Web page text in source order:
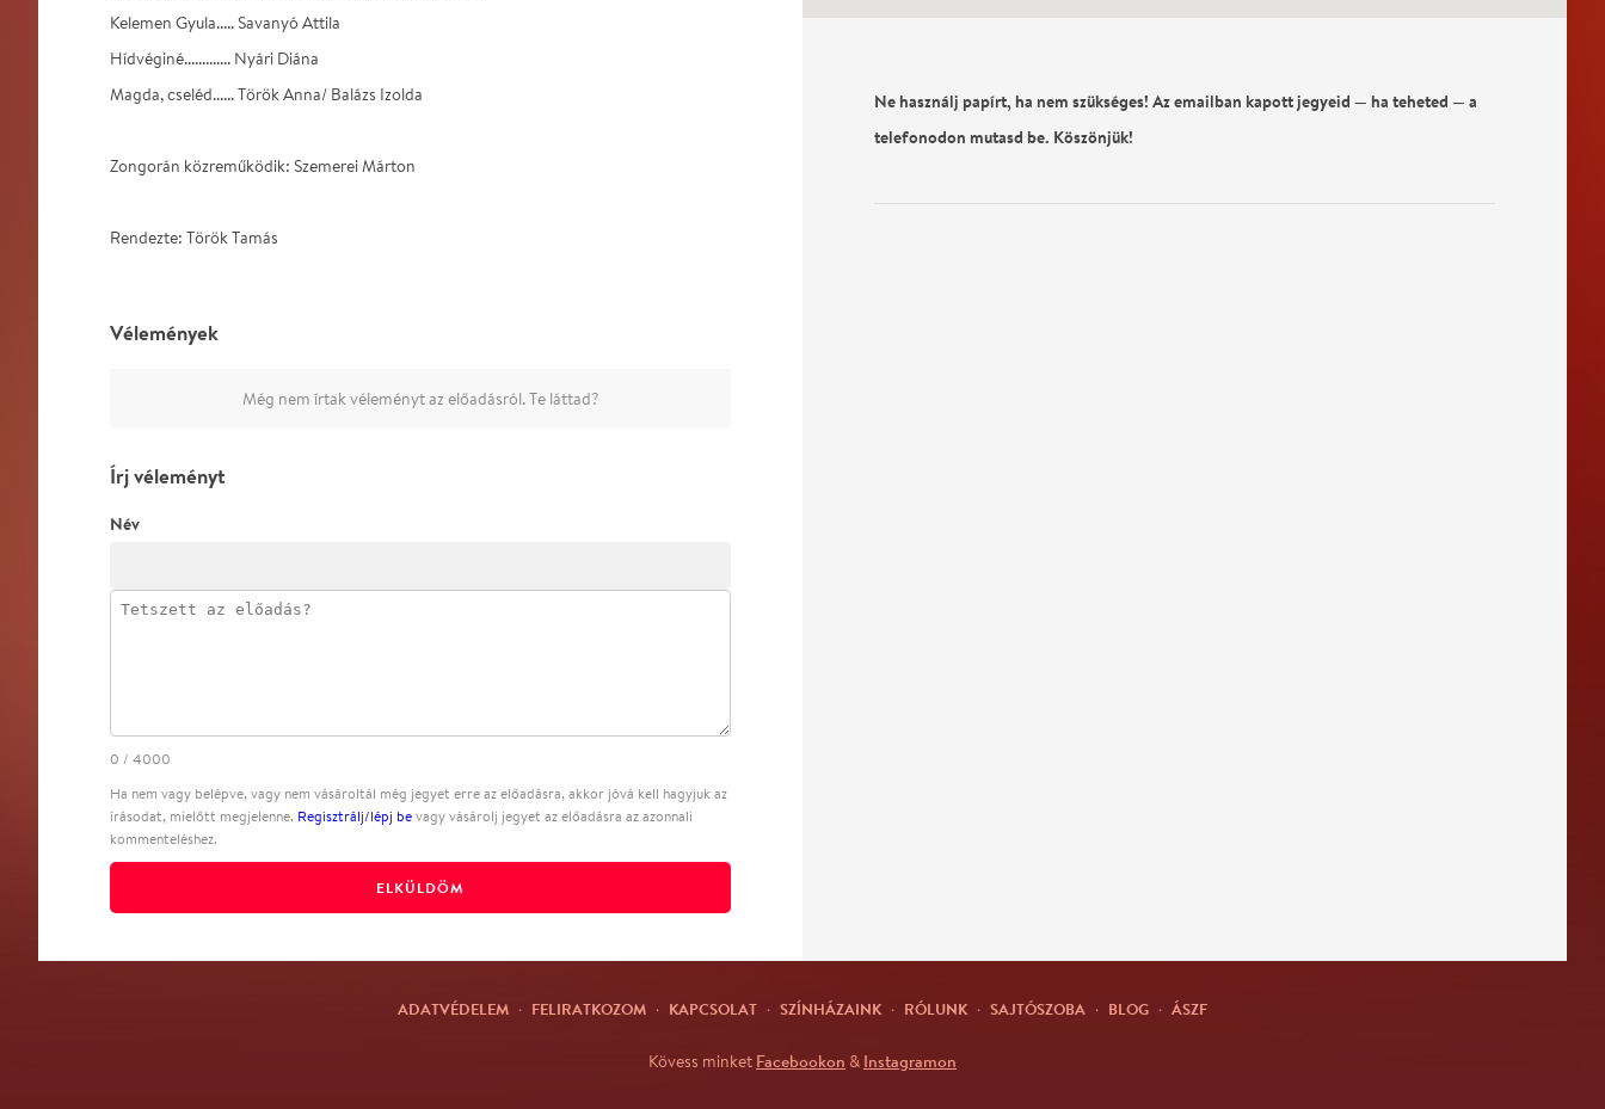
Kelemen Gyula..... Savanyó Attila
Hídvéginé............. Nyári Diána
Magda, cseléd...... Török Anna/ Balázs Izolda
Zongorán közreműködik: Szemerei Márton
Rendezte: Török Tamás
Ne használj papírt, ha nem szükséges! Az emailban kapott jegyeid — ha teheted — a
telefonodon mutasd be. Köszönjük!
Vélemények
Még nem írtak véleményt az előadásról. Te láttad?
Írj véleményt
Név
0 / 4000
Ha nem vagy belépve, vagy nem vásároltál még jegyet erre az előadásra, akkor jóvá kell hagyjuk az
írásodat, mielőtt megjelenne. Regisztrálj/lépj be vagy vásárolj jegyet az előadásra az azonnali
kommenteléshez.
ELKÜLDÖM
ADATVÉDELEM · FELIRATKOZOM · KAPCSOLAT · SZÍNHÁZAINK · RÓLUNK · SAJTÓSZOBA · BLOG · ÁSZF
Kövess minket Facebookon & Instagramon